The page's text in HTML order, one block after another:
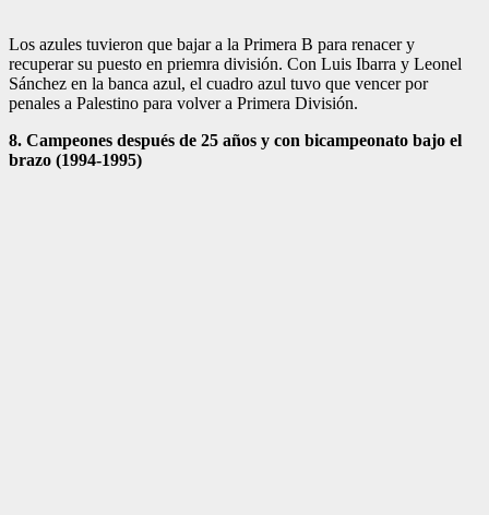
Los azules tuvieron que bajar a la Primera B para renacer y
recuperar su puesto en priemra división. Con Luis Ibarra y Leonel
Sánchez en la banca azul, el cuadro azul tuvo que vencer por
penales a Palestino para volver a Primera División.
8. Campeones después de 25 años y con bicampeonato bajo el
brazo (1994-1995)